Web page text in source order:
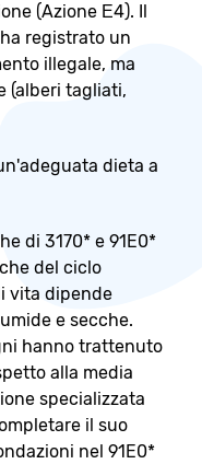
(Azione Ε4). Il
registrato un
illegale, ma
(alberi tagliati,
dieta a
di 3170* e 91E0*
del ciclo
vita dipende
e secche.
hanno trattenuto
alla media
specializzata
il suo
nel 91E0*